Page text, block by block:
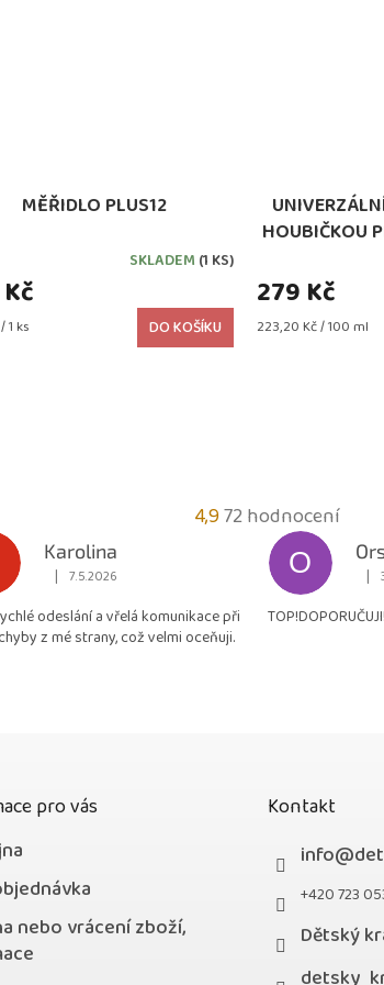
MĚŘIDLO PLUS12
SKLADEM (1 KS)
1 ks DO KOŠÍKU
HOUBIČKOU
279 Kč
Měrná
223,20 Kč / 100 ml
4,9Průměrné
hodnocení
obchodu
4,9
z
72 hodnocení
Karolina
Hodnocení obchodu je 5 z 5 hvězdiček.
| 7.5.2026
odeslání a vřelá komunikace při
z mé strany, což velmi oceňuji.
O |
pro vás
nebo vrácení zboží,
Kontakt
info@
+420 723
Dětský